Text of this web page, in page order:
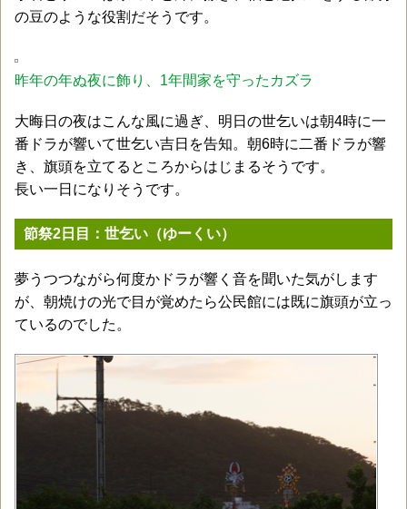
の豆のような役割だそうです。
昨年の年ぬ夜に飾り、1年間家を守ったカズラ
大晦日の夜はこんな風に過ぎ、明日の世乞いは朝4時に一
番ドラが響いて世乞い吉日を告知。朝6時に二番ドラが響
き、旗頭を立てるところからはじまるそうです。
長い一日になりそうです。
節祭2日目：世乞い（ゆーくい）
夢うつつながら何度かドラが響く音を聞いた気がします
が、朝焼けの光で目が覚めたら公民館には既に旗頭が立っ
ているのでした。